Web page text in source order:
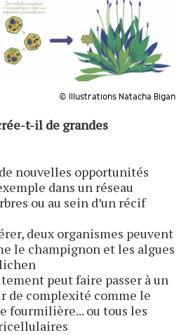
© Illustrations Natacha Bigan
t-il de grandes
nouvelles opportunités
dans un réseau
ou au sein d’un récif
deux organismes peuvent
le champignon et les algues
peut faire passer à un
de complexité comme le
fourmilière... ou tous les